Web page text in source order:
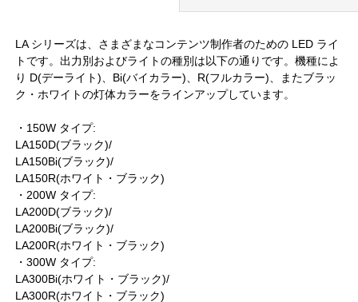
LA シリーズは、さまざまなコンテンツ制作者のための LED ライ
トです。出力別およびライトの種別は以下の通りです。機種によ
り D(デーライト)、Bi(バイカラー)、R(フルカラー)、またブラッ
ク・ホワイトの灯体カラーをラインアップしています。
・150W タイプ:
LA150D(ブラック)/
LA150Bi(ブラック)/
LA150R(ホワイト・ブラック)
・200W タイプ:
LA200D(ブラック)/
LA200Bi(ブラック)/
LA200R(ホワイト・ブラック)
・300W タイプ:
LA300Bi(ホワイト・ブラック)/
LA300R(ホワイト・ブラック)